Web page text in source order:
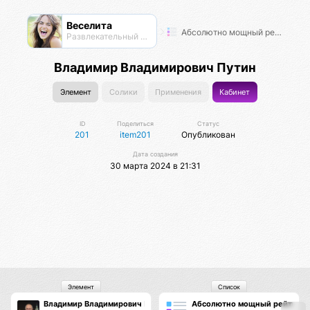
Веселита
Развлекательный нексус Абсолютно мощный рейтинг
Владимир Владимирович Путин
Элемент Солики Применения Кабинет
ID
201
Поделиться
item201
Статус
Опубликован
Дата создания
30 марта 2024 в 21:31
Владимир Владимирович Путин
Элемент
Абсолютно мощный рейтинг
Список